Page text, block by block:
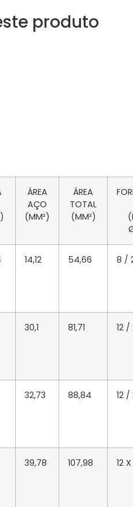
produto
ÁREA
AÇO
(MM²)
ÁREA
TOTAL
(MM²)
14,12 54,66 8 /
30,1 81,71 12 /
32,73 88,84 12
39,78 107,98 12